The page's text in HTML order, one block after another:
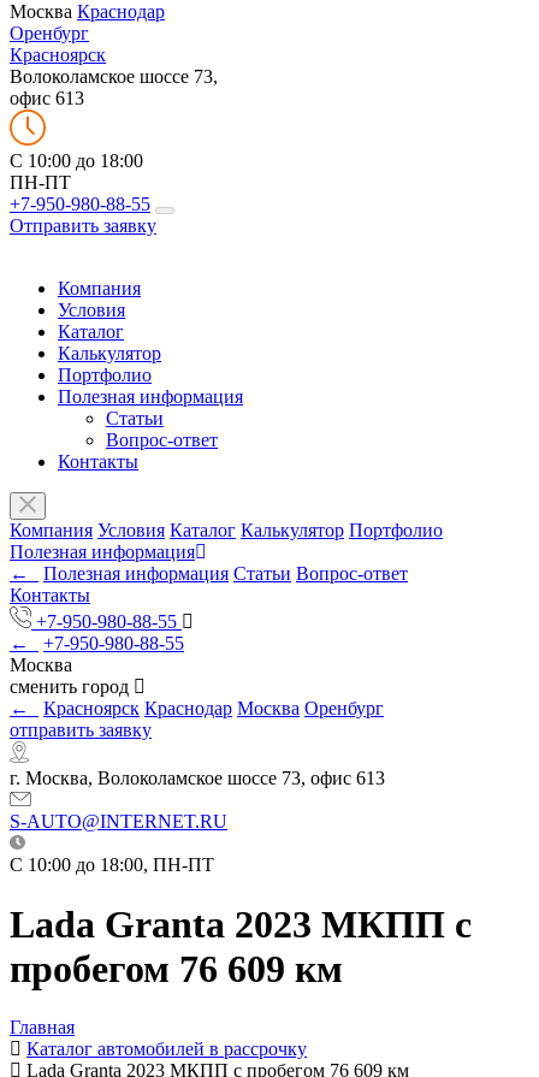
Москва Краснодар
Оренбург
Красноярск
Волоколамское шоссе 73,
офис 613
C 10:00 до 18:00
ПН-ПТ
+7-950-980-88-55
Отправить заявку
Компания
Условия
Каталог
Калькулятор
Портфолио
Полезная информация
Статьи
Вопрос-ответ
Контакты
Компания Условия Каталог Калькулятор Портфолио
Полезная информация
←
Полезная информация Статьи Вопрос-ответ
Контакты
+7-950-980-88-55
←
+7-950-980-88-55
Москва
сменить город
←
Красноярск Краснодар Москва Оренбург
отправить заявку
г. Москва, Волоколамское шоссе 73, офис 613
S-AUTO@INTERNET.RU
C 10:00 до 18:00, ПН-ПТ
Lada Granta 2023 МКПП с
пробегом 76 609 км
Главная
Каталог автомобилей в рассрочку
Lada Granta 2023 МКПП с пробегом 76 609 км